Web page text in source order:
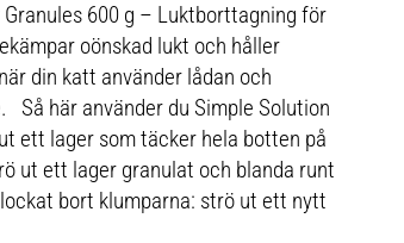
600 g – Luktborttagning för
oönskad lukt och håller
din katt använder lådan och
Så här använder du Simple Solution
ett lager som täcker hela botten på
ut ett lager granulat och blanda runt
bort klumparna: strö ut ett nytt